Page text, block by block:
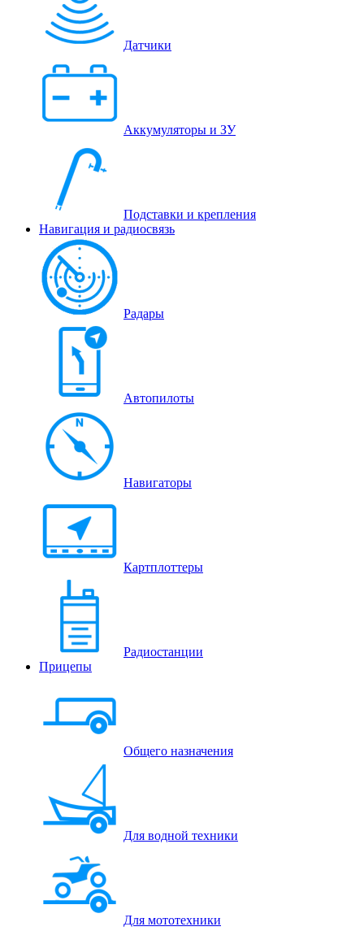
Датчики
Аккумуляторы и ЗУ
Подставки и крепления
Навигация и радиосвязь
Радары
Автопилоты
Навигаторы
Картплоттеры
Радиостанции
Прицепы
Общего назначения
Для водной техники
Для мототехники